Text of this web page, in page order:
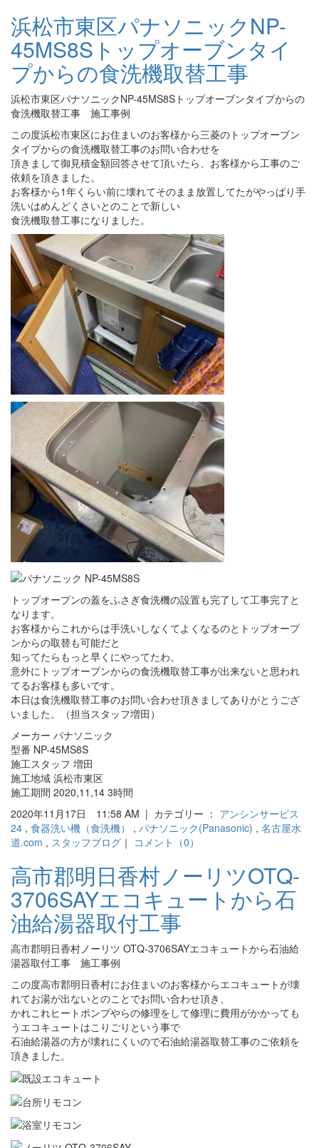
浜松市東区パナソニックNP-
45MS8Sトップオーブンタイ
プからの食洗機取替工事
浜松市東区パナソニックNP-45MS8Sトップオーブンタイプからの
食洗機取替工事 施工事例
この度浜松市東区にお住まいのお客様から三菱のトップオーブン
タイプからの食洗機取替工事のお問い合わせを
頂きまして御見積金額回答させて頂いたら、お客様から工事のご
依頼を頂きました。
お客様から1年くらい前に壊れてそのまま放置してたがやっぱり手
洗いはめんどくさいとのことで新しい
食洗機取替工事になりました。
トップオープンの蓋をふさぎ食洗機の設置も完了して工事完了と
なります。
お客様からこれからは手洗いしなくてよくなるのとトップオープ
ンからの取替も可能だと
知ってたらもっと早くにやってたわ。
意外にトップオープンからの食洗機取替工事が出来ないと思われ
てるお客様も多いです。
本日は食洗機取替工事のお問い合わせ頂きましてありがとうござ
いました。（担当スタッフ増田）
メーカー パナソニック
型番 NP-45MS8S
施工スタッフ 増田
施工地域 浜松市東区
施工期間 2020,11,14 3時間
2020年11月17日 11:58 AM | カテゴリー ： アンシンサービス
24 , 食器洗い機（食洗機） , パナソニック(Panasonic) , 名古屋水
道.com , スタッフブログ ｜ コメント（0）
高市郡明日香村ノーリツOTQ-
3706SAYエコキュートから石
油給湯器取付工事
高市郡明日香村ノーリツ OTQ-3706SAYエコキュートから石油給
湯器取付工事 施工事例
この度高市郡明日香村にお住まいのお客様からエコキュートが壊
れてお湯が出ないとのことでお問い合わせ頂き、
かれこれヒートポンプやらの修理をして修理に費用がかかっても
うエコキュートはこりごりという事で
石油給湯器の方が壊れにくいので石油給湯器取替工事のご依頼を
頂きました。